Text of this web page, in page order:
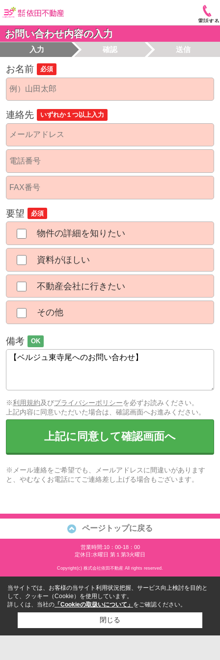
電話する
お問い合わせ内容の入力
入力 確認 送信
お名前 必須
連絡先 いずれか１つ以上入力
要望 必須
物件の詳細を知りたい
資料がほしい
不動産会社に行きたい
その他
備考 OK
※利用規約及びプライバシーポリシーを必ずお読みください。
上記内容に同意いただいた場合は、確認画面へお進みください。
上記に同意して確認画面へ
※メール連絡をご希望でも、メールアドレスに間違いがあります
と、やむなくお電話にてご連絡差し上げる場合もございます。
ページトップに戻る
営業時間:10：00-18：00
定休日:水曜日 第１第3火曜日
Copyright(c) 株式会社依田不動産 All rights reserved.
当サイトでは、お客様の当サイト利用状況把握、サービス向上検討を目的と
して、クッキー（Cookie）を使用しています。
詳しくは、当社の 「Cookieの取扱いについて」 をご確認ください。
閉じる